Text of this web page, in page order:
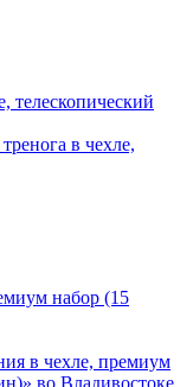
телескопический
набор (15